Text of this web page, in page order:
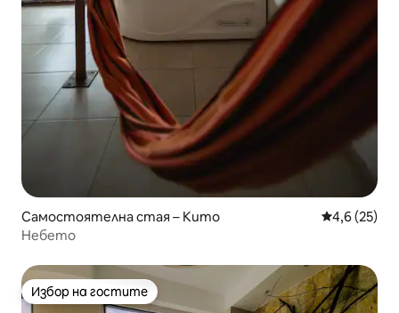
Самостоятелна стая – Кито Средна
4,6 (25)
Небето
Избор на гостите
Избор на гостите